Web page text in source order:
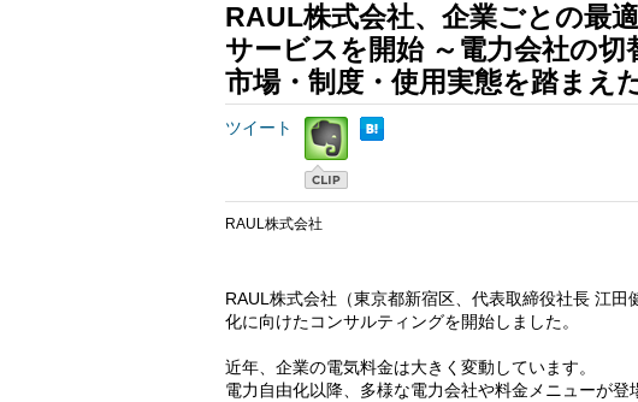
RAUL株式会社、企業ごとの最
サービスを開始 ～電力会社の
市場・制度・使用実態を踏まえ
ツイート
RAUL株式会社
RAUL株式会社（東京都新宿区、代表取締役社長 江
化に向けたコンサルティングを開始しました。
近年、企業の電気料金は大きく変動しています。
電力自由化以降、多様な電力会社や料金メニューが